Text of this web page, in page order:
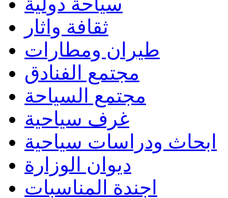
ثقافة واثار
طيران ومطارات
مجتمع الفنادق
مجتمع السياحة
غرف سياحية
ابحاث ودراسات سياحية
ديوان الوزارة
اجندة المناسبات